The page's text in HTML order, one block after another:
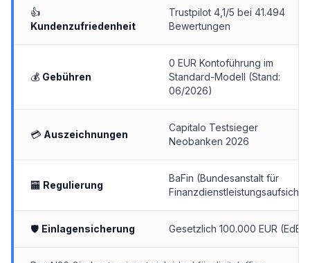
👍
Kundenzufriedenheit
Trustpilot 4,1/5 bei 41.494
Bewertungen
💰 Gebühren
0 EUR Kontoführung im
Standard-Modell (Stand:
06/2026)
💳 Auszeichnungen
Capitalo Testsieger
Neobanken 2026
🏧 Regulierung
BaFin (Bundesanstalt für
Finanzdienstleistungsaufsicht)
🛡 Einlagensicherung Gesetzlich 100.000 EUR (EdB)